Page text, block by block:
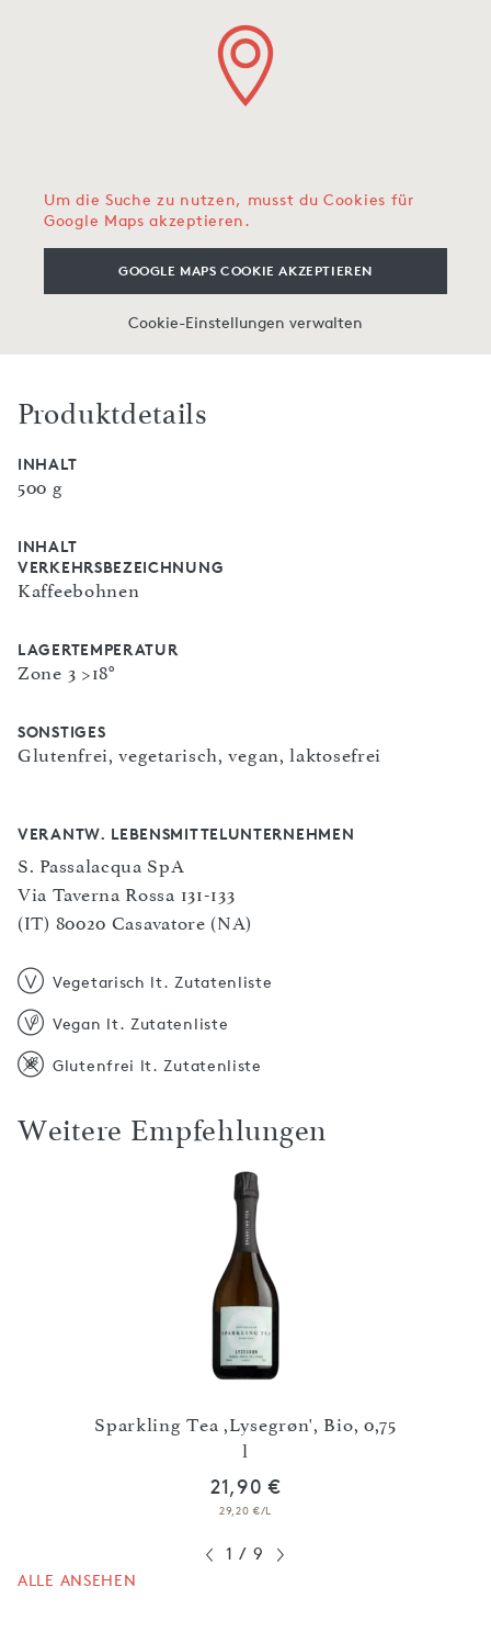
Um die Suche zu nutzen, musst du Cookies für
Google Maps akzeptieren.
GOOGLE MAPS COOKIE AKZEPTIEREN
Cookie-Einstellungen verwalten
Produktdetails
INHALT
500 g
INHALT
VERKEHRSBEZEICHNUNG
Kaffeebohnen
LAGERTEMPERATUR
Zone 3 >18°
SONSTIGES
Glutenfrei, vegetarisch, vegan, laktosefrei
VERANTW. LEBENSMITTELUNTERNEHMEN
S. Passalacqua SpA
Via Taverna Rossa 131-133
(IT) 80020 Casavatore (NA)
Vegetarisch lt. Zutatenliste
Vegan lt. Zutatenliste
Glutenfrei lt. Zutatenliste
Weitere Empfehlungen
Sparkling Tea ,Lysegrøn', Bio, 0,75
l
21,90 €
29,20 €/L
1 / 9
ALLE ANSEHEN